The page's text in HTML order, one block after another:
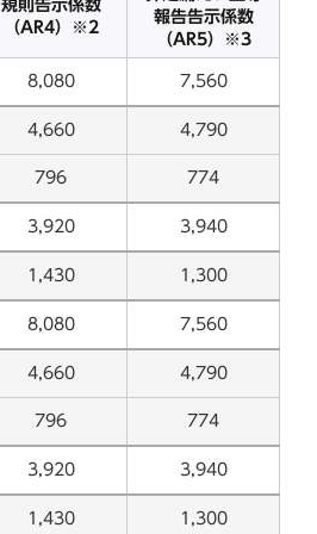
規則告示係数
（AR4）※2
報告告示係数
（AR5）※3
8,080 7,560
4,660 4,790
796 774
3,920 3,940
1,430 1,300
8,080 7,560
4,660 4,790
796 774
3,920 3,940
1,430 1,300